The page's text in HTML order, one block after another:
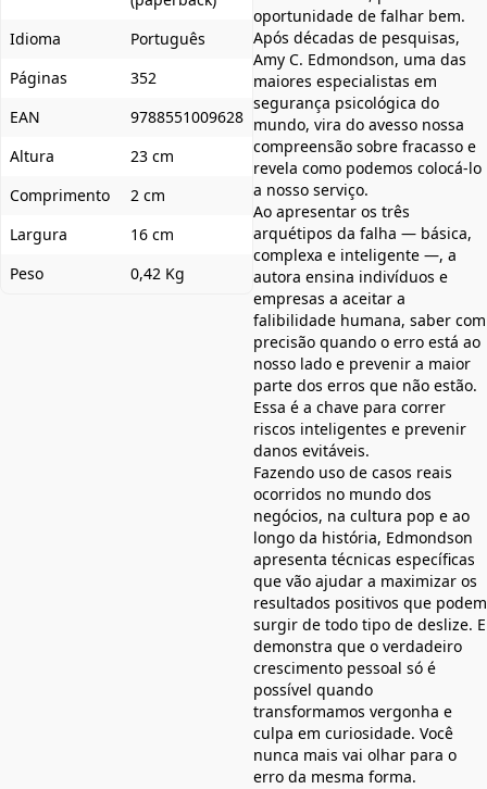
Idioma
Português
Páginas
352
EAN
9788551009628
Altura
23 cm
Comprimento
2 cm
Largura
16 cm
Peso
0,42 Kg
oportunidade de falhar bem.
Após décadas de pesquisas,
Amy C. Edmondson, uma das
maiores especialistas em
segurança psicológica do
mundo, vira do avesso nossa
compreensão sobre fracasso e
revela como podemos colocá-lo
a nosso serviço.
Ao apresentar os três
arquétipos da falha — básica,
complexa e inteligente —, a
autora ensina indivíduos e
empresas a aceitar a
falibilidade humana, saber com
precisão quando o erro está ao
nosso lado e prevenir a maior
parte dos erros que não estão.
Essa é a chave para correr
riscos inteligentes e prevenir
danos evitáveis.
Fazendo uso de casos reais
ocorridos no mundo dos
negócios, na cultura pop e ao
longo da história, Edmondson
apresenta técnicas específicas
que vão ajudar a maximizar os
resultados positivos que podem
surgir de todo tipo de deslize. E
demonstra que o verdadeiro
crescimento pessoal só é
possível quando
transformamos vergonha e
culpa em curiosidade. Você
nunca mais vai olhar para o
erro da mesma forma.